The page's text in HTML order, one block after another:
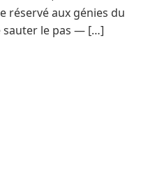
réservé aux génies du
sauter le pas — […]